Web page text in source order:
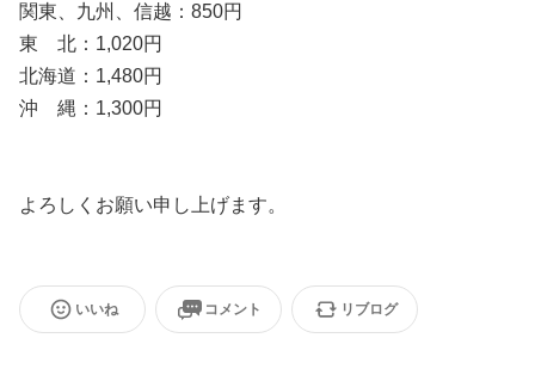
関東、九州、信越：850円
東 北：1,020円
北海道：1,480円
沖 縄：1,300円
よろしくお願い申し上げます。
いいね コメント リブログ